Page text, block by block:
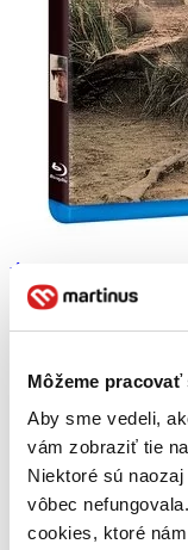
Môžeme
Aby sme vedeli,
vám zobraziť tie
Niektoré sú
vôbec
cookies, ktoré
Údolí stínů
CZ
Mel Gibson
Greg Kinnear
Chris Klein
ďalší
Natočeno podle
hvězda a autor
společně vytvořili